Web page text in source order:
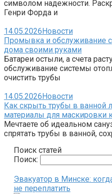
символом надежности.
Генри Форда и
14.05.2026Новости
Промывка и обслуживание
дома своими руками
Батареи остыли, а счета
обслуживание системы
очистить трубы
14.05.2026Новости
Как скрыть трубы в ванной
материалы для маскировки
Мечтаете об идеальном
спрятать трубы в ванной,
Поиск статей
Поиск:
Эвакуатор в Минске:
не переплатить